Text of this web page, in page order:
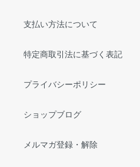
支払い方法について
特定商取引法に基づく表記
プライバシーポリシー
ショップブログ
メルマガ登録・解除